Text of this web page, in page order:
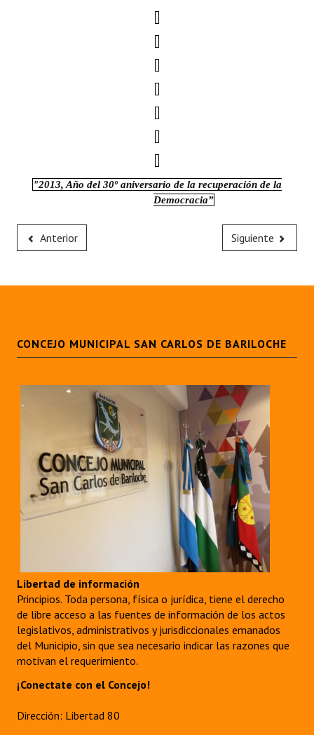
"2013, Año del 30º aniversario de la recuperación de la
Democracia”
Anterior Siguiente
CONCEJO MUNICIPAL SAN CARLOS DE BARILOCHE
Libertad de información
Principios. Toda persona, física o jurídica, tiene el derecho
de libre acceso a las fuentes de información de los actos
legislativos, administrativos y jurisdiccionales emanados
del Municipio, sin que sea necesario indicar las razones que
motivan el requerimiento.
¡Conectate con el Concejo!
Dirección: Libertad 80